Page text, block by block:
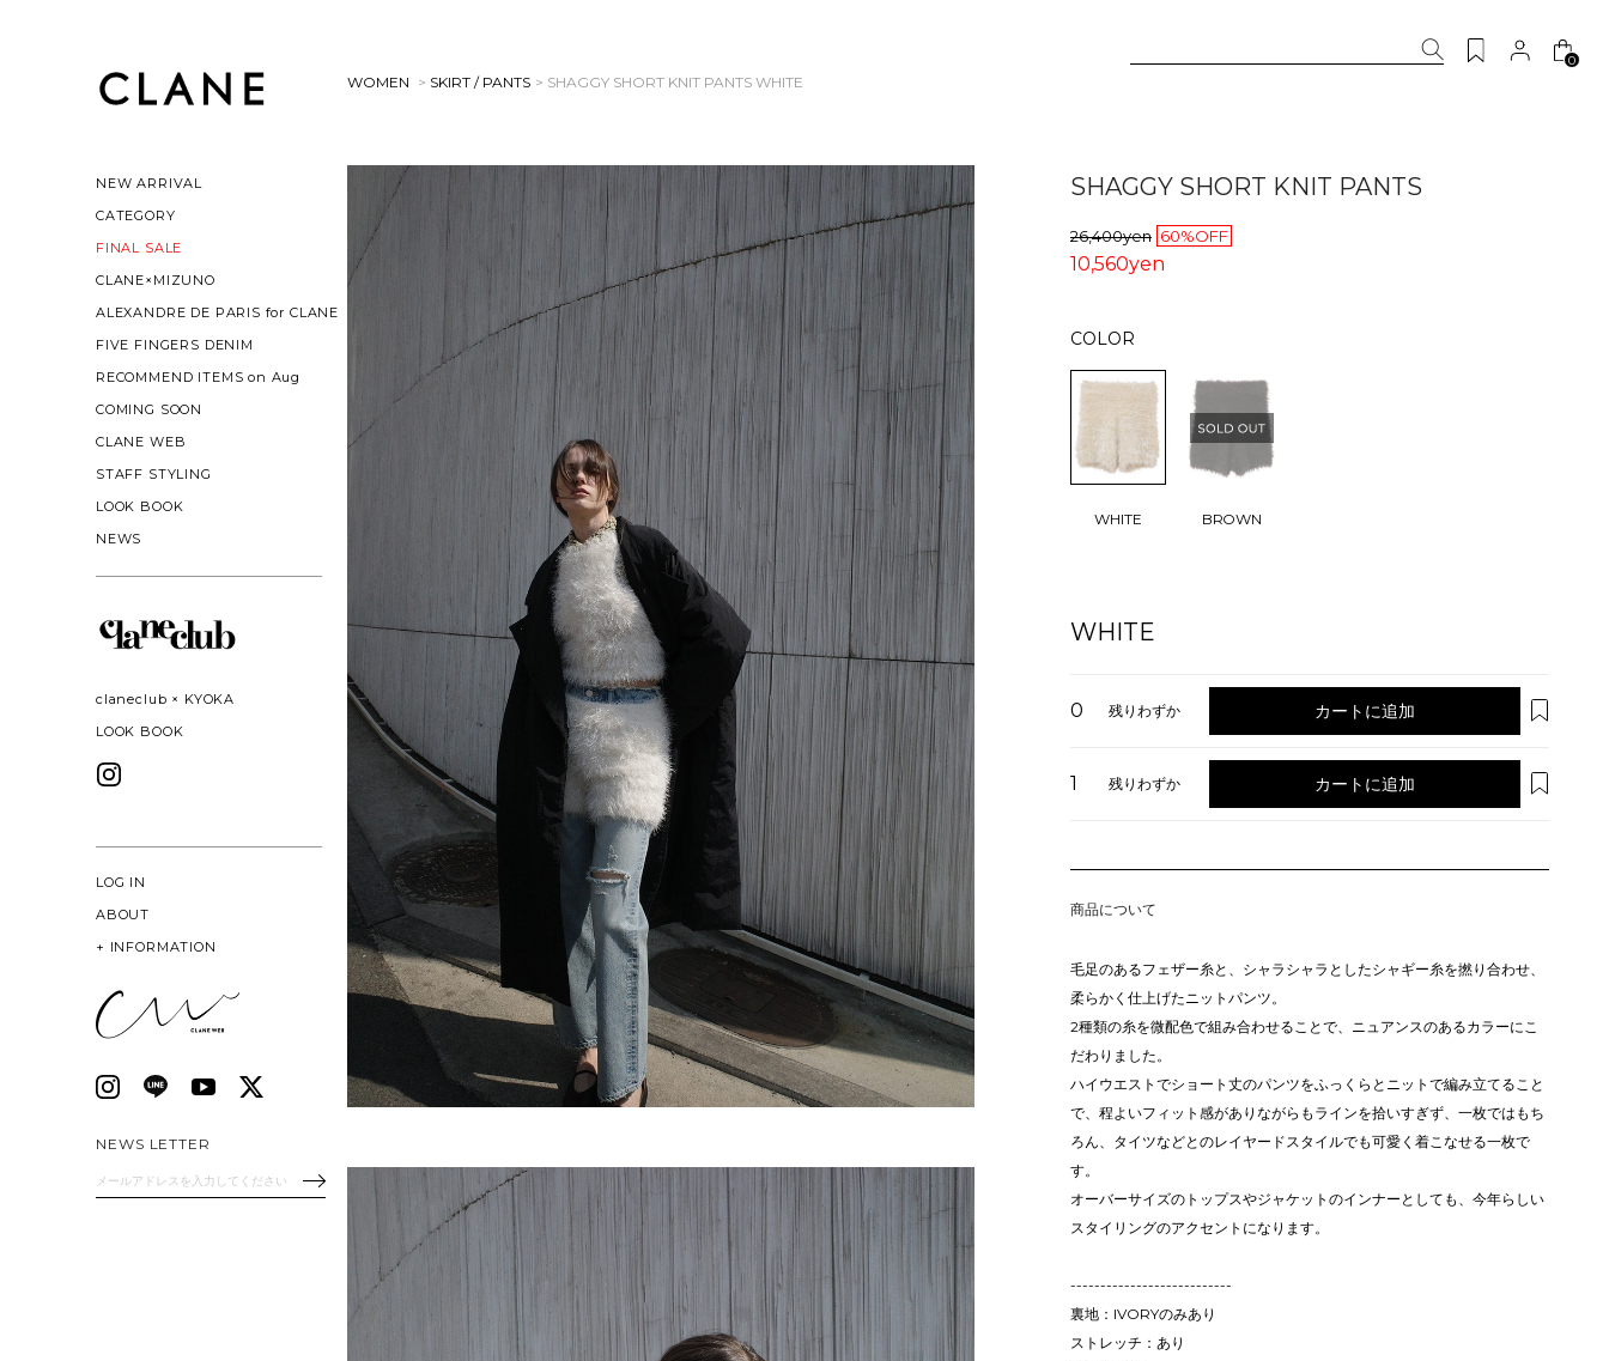
NEW ARRIVAL
CATEGORY
FINAL SALE
CLANE×MIZUNO
ALEXANDRE DE PARIS for CLANE
FIVE FINGERS DENIM
RECOMMEND ITEMS on Aug
COMING SOON
CLANE WEB
STAFF STYLING
LOOK BOOK
NEWS
claneclub × KYOKA
LOOK BOOK
LOG IN
ABOUT
+ INFORMATION
NEWS LETTER
0
WOMEN > SKIRT / PANTS > SHAGGY SHORT KNIT PANTS WHITE
SHAGGY SHORT KNIT PANTS
26,400yen 60%OFF
10,560yen
COLOR
WHITE BROWN
WHITE
0 残りわずか カートに追加
1 残りわずか カートに追加
商品について
毛足のあるフェザー糸と、シャラシャラとしたシャギー糸を撚り合わせ、
柔らかく仕上げたニットパンツ。
2種類の糸を微配色で組み合わせることで、ニュアンスのあるカラーにこ
だわりました。
ハイウエストでショート丈のパンツをふっくらとニットで編み立てること
で、程よいフィット感がありながらもラインを拾いすぎず、一枚ではもち
ろん、タイツなどとのレイヤードスタイルでも可愛く着こなせる一枚で
す。
オーバーサイズのトップスやジャケットのインナーとしても、今年らしい
スタイリングのアクセントになります。
---------------------------
裏地：IVORYのみあり
ストレッチ：あり